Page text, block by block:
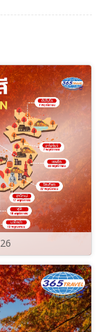
สธการเดินทางได้
สุดปี 2025 มาให้ได้
เพื่อให้การเดินทาง
กับ